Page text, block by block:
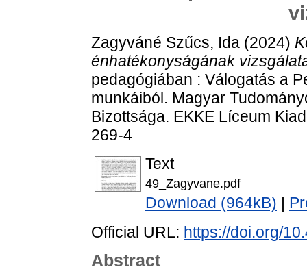
Zagyváné Szűcs, Ida (2024)
énhatékonyságának
pedagógiában : Válogatás a
munkáiból. Magyar
Bizottsága. EKKE Líceum
269-4
Text
49_Zagyvane.pdf
Download (964kB)
Official URL: https://doi.org/
Abstract